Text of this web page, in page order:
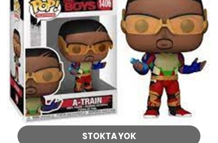
STOKTA YOK